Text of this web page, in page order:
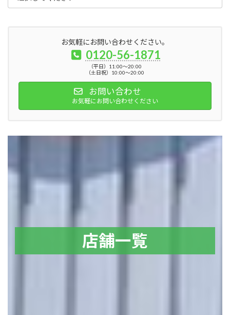
お気軽にお問い合わせください。
0120-56-1871
（平日）11:00～20:00
（土日祝）10:00～20:00
お問い合わせ
お気軽にお問い合わせください
店舗一覧